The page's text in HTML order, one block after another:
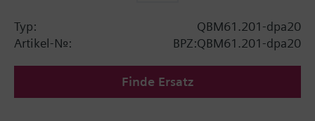
Typ:
QBM61.201-dpa20
Artikel-Nr.:
BPZ:QBM61.201-dpa20
Finde Ersatz